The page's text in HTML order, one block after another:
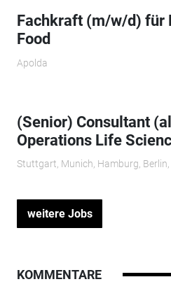
Fachkraft (m/w/d) für
Food
Apolda
(Senior) Consultant
Operations Life
Stuttgart, Munich, Hamburg,
weitere Jobs
KOMMENTARE